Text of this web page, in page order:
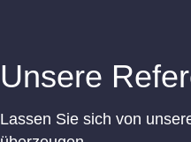
Unsere
Lassen Sie sich von